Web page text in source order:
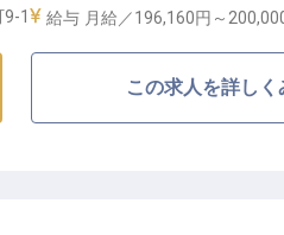
1 給与 月給／196,160円～
この求人を詳しく